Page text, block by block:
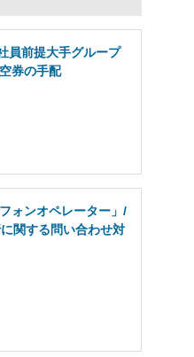
員前提大手グループ
券の手配
ォンオペレーター」/
関する問い合わせ対